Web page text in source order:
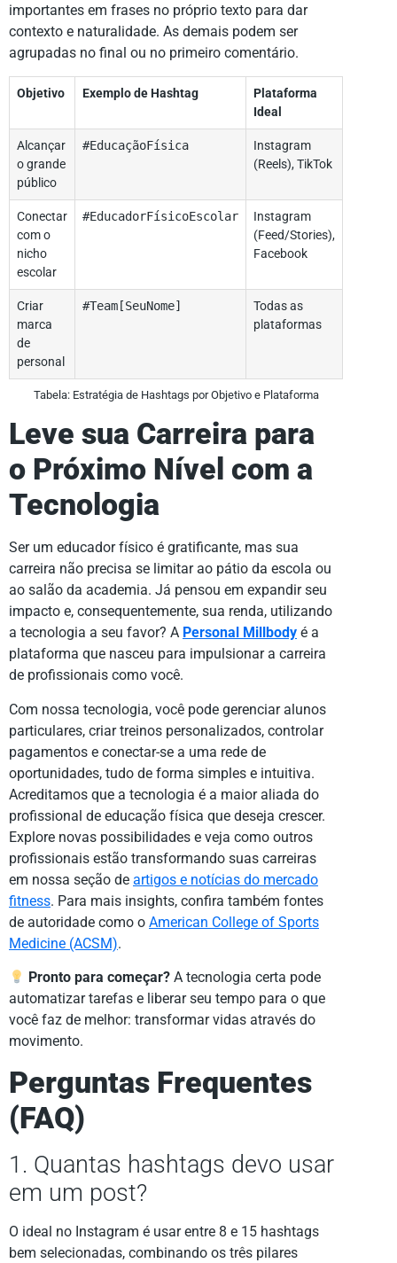
importantes em frases no próprio texto para dar
contexto e naturalidade. As demais podem ser
agrupadas no final ou no primeiro comentário.
Tabela: Estratégia de Hashtags por Objetivo e Plataforma
Objetivo Exemplo de Hashtag
Plataforma
Ideal
Alcançar
o grande
público
#EducaçãoFísica
Instagram
(Reels), TikTok
Conectar
com o
nicho
escolar
#EducadorFísicoEscolar
Instagram
(Feed/Stories),
Facebook
Criar
marca
de
personal
#Team[SeuNome]
Todas as
plataformas
Leve sua Carreira para
o Próximo Nível com a
Tecnologia
Ser um educador físico é gratificante, mas sua
carreira não precisa se limitar ao pátio da escola ou
ao salão da academia. Já pensou em expandir seu
impacto e, consequentemente, sua renda, utilizando
a tecnologia a seu favor? A Personal Millbody é a
plataforma que nasceu para impulsionar a carreira
de profissionais como você.
Com nossa tecnologia, você pode gerenciar alunos
particulares, criar treinos personalizados, controlar
pagamentos e conectar-se a uma rede de
oportunidades, tudo de forma simples e intuitiva.
Acreditamos que a tecnologia é a maior aliada do
profissional de educação física que deseja crescer.
Explore novas possibilidades e veja como outros
profissionais estão transformando suas carreiras
em nossa seção de artigos e notícias do mercado
fitness. Para mais insights, confira também fontes
de autoridade como o American College of Sports
Medicine (ACSM).
Pronto para começar? A tecnologia certa pode
automatizar tarefas e liberar seu tempo para o que
você faz de melhor: transformar vidas através do
movimento.
Perguntas Frequentes
(FAQ)
1. Quantas hashtags devo usar
em um post?
O ideal no Instagram é usar entre 8 e 15 hashtags
bem selecionadas, combinando os três pilares